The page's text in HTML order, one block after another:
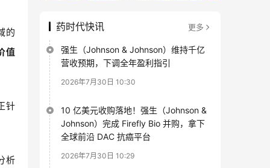
的
值
针
析
药时代快讯 更多
强生（Johnson & Johnson）维持千亿
营收预期，下调全年盈利指引
2026年7月30日 10:30
10 亿美元收购落地！强生（Johnson &
Johnson）完成 Firefly Bio 并购，拿下
全球前沿 DAC 抗癌平台
2026年7月30日 10:29